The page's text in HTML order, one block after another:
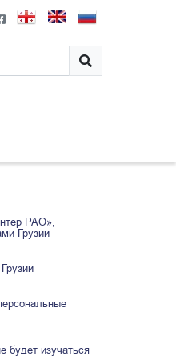
РАО»,
Грузии
будет изучаться